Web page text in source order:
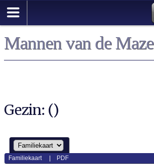
Mannen van de Maze
Gezin: ()
Familiekaart PDF